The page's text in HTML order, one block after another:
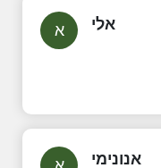
א אלי
אנונימי